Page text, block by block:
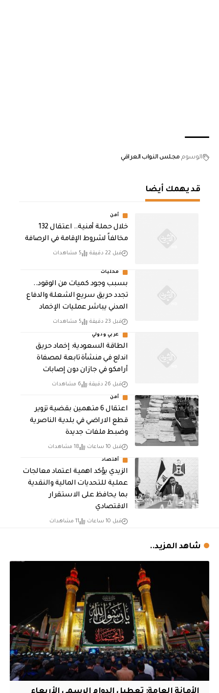
الوسوم مجلس النواب العراقي
قد يهمك أيضا
أمن
خلال حملة أمنية.. اعتقال 132
مخالفاً لشروط الإقامة في الرصافة
قبل 22 دقيقة 5 مشاهدات
محليات
بسبب وجود كميات من الوقود..
تجدد حريق سريع الشعلة والدفاع
المدني يباشر عمليات الإخماد
قبل 23 دقيقة 5 مشاهدات
عربي ودولي
‏الطاقة السعودية: إخماد حريق
اندلع في منشأة تابعة لمصفاة
أرامكو في جازان دون إصابات
قبل 26 دقيقة 6 مشاهدات
أمن
اعتقال 6 متهمين بقضية تزوير
قطع الاراضي في بلدية الناصرية
وضبط ملفات جديدة
قبل 10 ساعات 18 مشاهدات
أقتصاد
الزيدي يؤكد اهمية اعتماد معالجات
عملية للتحديات المالية والنقدية
بما يحافظ على الاستقرار
الاقتصادي
قبل 10 ساعات 11 مشاهدات
شاهد المزيد..